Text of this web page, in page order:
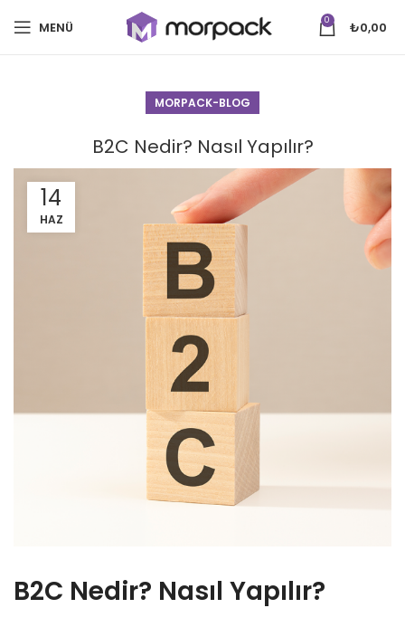
MENÜ 0 ₺0,00
MORPACK-BLOG
B2C Nedir? Nasıl Yapılır?
14
HAZ
B2C Nedir? Nasıl Yapılır?